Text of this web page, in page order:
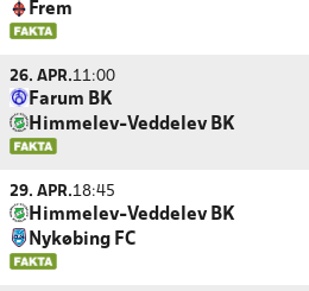
Frem
26. APR.11:00
Farum BK
Himmelev-Veddelev BK
29. APR.18:45
Himmelev-Veddelev BK
Nykøbing FC